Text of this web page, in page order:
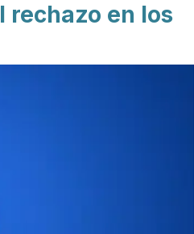
rechazo en los